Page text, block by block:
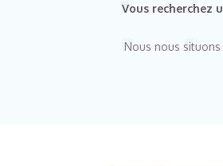
Vous recherchez
Nous nous